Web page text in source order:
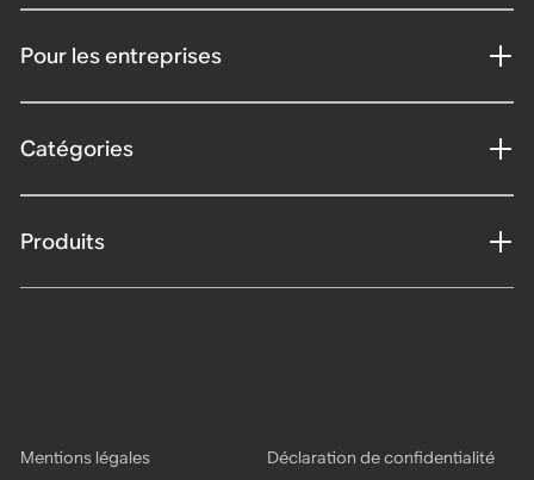
Pour les entreprises
Catégories
Produits
Mentions légales Déclaration de confidentialité